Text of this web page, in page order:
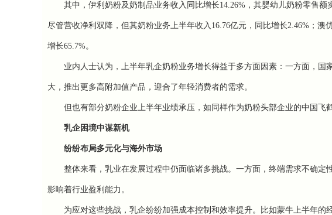
其中，伊利奶粉及奶制品业务收入同比增长14.26%，其婴幼儿奶粉零售额
尽管营收净利双降，但其奶粉业务上半年收入16.76亿元，同比增长2.46%；
增长65.7%。
业内人士认为，上半年乳企奶粉业务增长得益于多方面因素：一方面，国
大，推出更多高附加值产品，迎合了年轻消费者的需求。
但也有部分奶粉企业上半年业绩承压，如同样作为奶粉头部企业的中国飞
乳企困境中谋新机
纷纷布局多元化与海外市场
整体来看，乳业在发展过程中仍面临诸多挑战。一方面，终端需求不确定
影响着行业盈利能力。
为应对这些挑战，乳企纷纷加强成本控制和效率提升。比如蒙牛上半年的